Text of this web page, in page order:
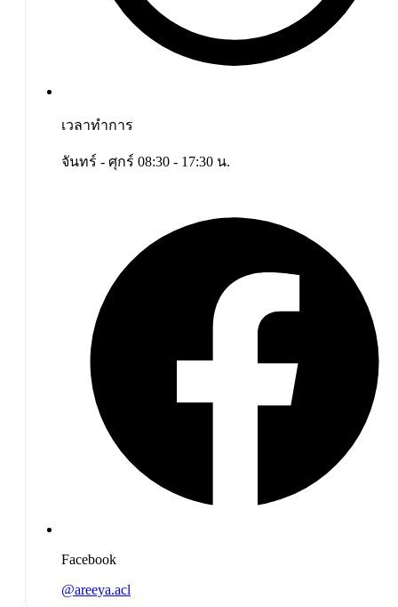
เวลาทำการ
จันทร์ - ศุกร์ 08:30 - 17:30 น.
Facebook
@areeya.acl